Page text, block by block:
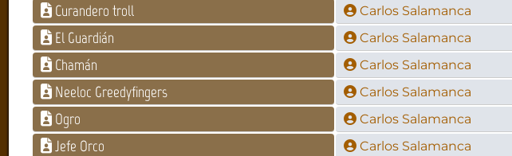
Curandero troll Carlos Salamanca
El Guardián Carlos Salamanca
Chamán Carlos Salamanca
Neeloc Greedyfingers Carlos Salamanca
Ogro Carlos Salamanca
Jefe Orco Carlos Salamanca